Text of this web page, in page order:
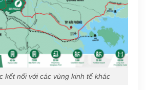
kết nối với các vùng kinh tế khác